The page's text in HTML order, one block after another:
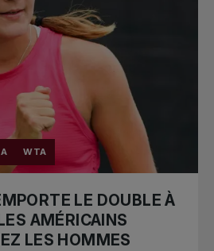
WTA
LE DOUBLE À
AMÉRICAINS
LES HOMMES